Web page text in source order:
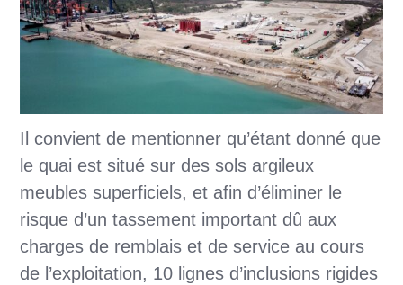
Il convient de mentionner qu’étant donné que
le quai est situé sur des sols argileux
meubles superficiels, et afin d’éliminer le
risque d’un tassement important dû aux
charges de remblais et de service au cours
de l’exploitation, 10 lignes d’inclusions rigides